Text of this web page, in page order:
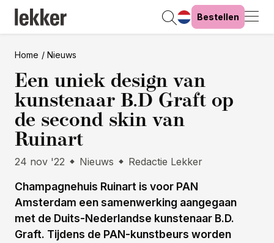
Bestellen
Home Nieuws
Een uniek design van
kunstenaar B.D Graft op
de second skin van
Ruinart
24 nov '22 Nieuws Redactie Lekker
Champagnehuis Ruinart is voor PAN
Amsterdam een samenwerking aangegaan
met de Duits-Nederlandse kunstenaar B.D.
Graft. Tijdens de PAN-kunstbeurs worden